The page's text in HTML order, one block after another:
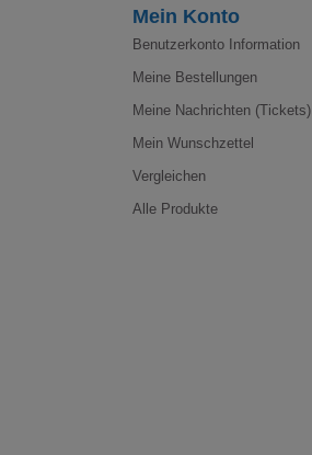
Mein Konto
Benutzerkonto Information
Meine Bestellungen
Meine Nachrichten (Tickets)
Mein Wunschzettel
Vergleichen
Alle Produkte